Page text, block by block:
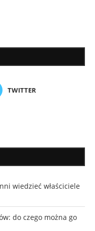
TWITTER
wiedzieć właściciele
do czego można go